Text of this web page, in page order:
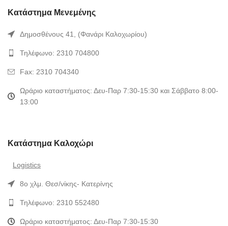
Κατάστημα Μενεμένης
Δημοσθένους 41, (Φανάρι Καλοχωρίου)
Τηλέφωνο: 2310 704800
Fax: 2310 704340
Ωράριο καταστήματος: Δευ-Παρ 7:30-15:30 και Σάββατο 8:00-
13:00
Κατάστημα Καλοχώρι
Logistics
8ο χλμ. Θεσ/νίκης- Κατερίνης
Τηλέφωνο: 2310 552480
Ωράριο καταστήματος: Δευ-Παρ 7:30-15:30